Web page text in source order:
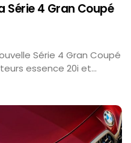
4 Gran Coupé
Série 4 Gran Coupé
essence 20i et...